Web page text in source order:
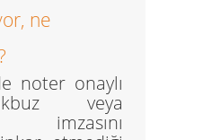
ne
noter onaylı
veya
imzasını